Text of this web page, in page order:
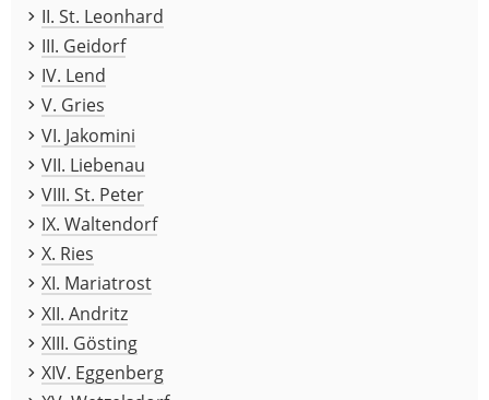
II. St. Leonhard
III. Geidorf
IV. Lend
V. Gries
VI. Jakomini
VII. Liebenau
VIII. St. Peter
IX. Waltendorf
X. Ries
XI. Mariatrost
XII. Andritz
XIII. Gösting
XIV. Eggenberg